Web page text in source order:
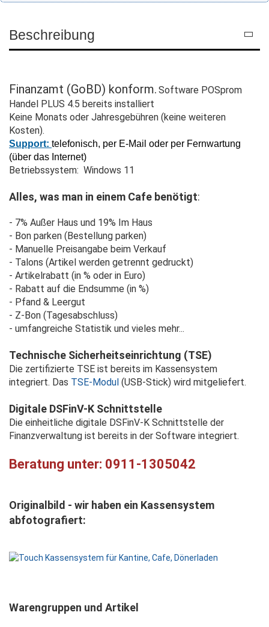
Beschreibung
Finanzamt (GoBD) konform. Software POSprom
Handel PLUS 4.5 bereits installiert
Keine Monats oder Jahresgebühren (keine weiteren
Kosten).
Support: telefonisch, per E-Mail oder per Fernwartung
(über das Internet)
Betriebssystem: Windows 11
Alles, was man in einem Cafe benötigt:
- 7% Außer Haus und 19% Im Haus
- Bon parken (Bestellung parken)
- Manuelle Preisangabe beim Verkauf
- Talons (Artikel werden getrennt gedruckt)
- Artikelrabatt (in % oder in Euro)
- Rabatt auf die Endsumme (in %)
- Pfand & Leergut
- Z-Bon (Tagesabschluss)
- umfangreiche Statistik und vieles mehr...
Technische Sicherheitseinrichtung (TSE)
Die zertifizierte TSE ist bereits im Kassensystem
integriert. Das TSE-Modul (USB-Stick) wird mitgeliefert.
Digitale DSFinV-K Schnittstelle
Die einheitliche digitale DSFinV-K Schnittstelle der
Finanzverwaltung ist bereits in der Software integriert.
Beratung unter: 0911-1305042
Originalbild - wir haben ein Kassensystem
abfotografiert:
Warengruppen und Artikel